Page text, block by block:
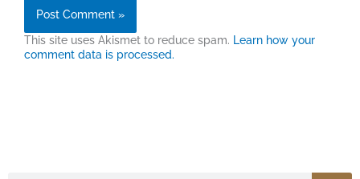
This site uses Akismet to reduce spam. Learn how your
comment data is processed.